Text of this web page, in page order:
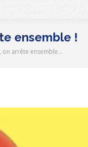
ensemble !
on arrête ensemble…